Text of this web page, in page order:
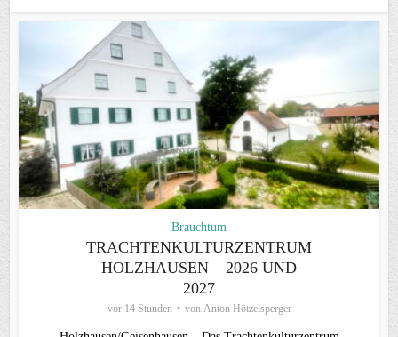
Brauchtum
TRACHTENKULTURZENTRUM
HOLZHAUSEN – 2026 UND
2027
vor 14 Stunden von Anton Hötzelsperger